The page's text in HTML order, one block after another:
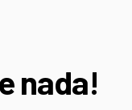
nada!